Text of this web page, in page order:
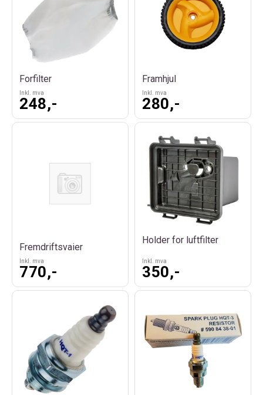
Forfilter
Inkl. mva
248,-
Framhjul
Inkl. mva
280,-
Fremdriftsvaier
Inkl. mva
770,-
Holder for luftfilter
Inkl. mva
350,-